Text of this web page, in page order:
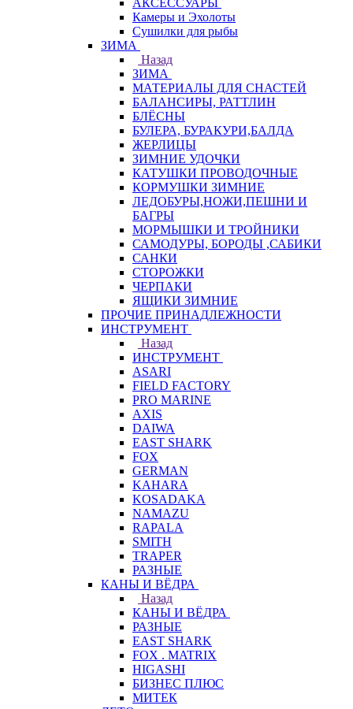
АКСЕССУАРЫ
Камеры и Эхолоты
Сушилки для рыбы
ЗИМА
Назад
ЗИМА
МАТЕРИАЛЫ ДЛЯ СНАСТЕЙ
БАЛАНСИРЫ, РАТТЛИН
БЛЁСНЫ
БУЛЕРА, БУРАКУРИ,БАЛДА
ЖЕРЛИЦЫ
ЗИМНИЕ УДОЧКИ
КАТУШКИ ПРОВОДОЧНЫЕ
КОРМУШКИ ЗИМНИЕ
ЛЕДОБУРЫ,НОЖИ,ПЕШНИ И
БАГРЫ
МОРМЫШКИ И ТРОЙНИКИ
САМОДУРЫ, БОРОДЫ ,САБИКИ
САНКИ
СТОРОЖКИ
ЧЕРПАКИ
ЯЩИКИ ЗИМНИЕ
ПРОЧИЕ ПРИНАДЛЕЖНОСТИ
ИНСТРУМЕНТ
Назад
ИНСТРУМЕНТ
ASARI
FIELD FACTORY
PRO MARINE
AXIS
DAIWA
EAST SHARK
FOX
GERMAN
KAHARA
KOSADAKA
NAMAZU
RAPALA
SMITH
TRAPER
РАЗНЫЕ
КАНЫ И ВЁДРА
Назад
КАНЫ И ВЁДРА
РАЗНЫЕ
EAST SHARK
FOX . MATRIX
HIGASHI
БИЗНЕС ПЛЮС
МИТЕК